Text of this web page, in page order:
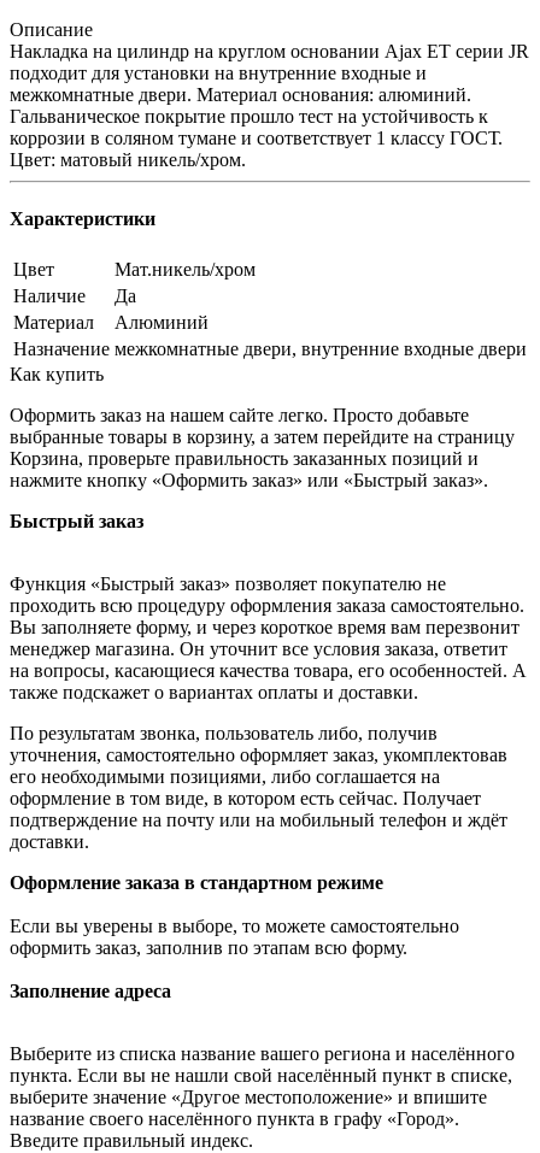
Описание
Накладка на цилиндр на круглом основании Ajax ET серии JR
подходит для установки на внутренние входные и
межкомнатные двери. Материал основания: алюминий.
Гальваническое покрытие прошло тест на устойчивость к
коррозии в соляном тумане и соответствует 1 классу ГОСТ.
Цвет: матовый никель/хром.
Характеристики
Цвет
Мат.никель/хром
Наличие
Да
Материал
Алюминий
Назначение межкомнатные двери, внутренние входные двери
Как купить
Оформить заказ на нашем сайте легко. Просто добавьте
выбранные товары в корзину, а затем перейдите на страницу
Корзина, проверьте правильность заказанных позиций и
нажмите кнопку «Оформить заказ» или «Быстрый заказ».
Быстрый заказ
Функция «Быстрый заказ» позволяет покупателю не
проходить всю процедуру оформления заказа самостоятельно.
Вы заполняете форму, и через короткое время вам перезвонит
менеджер магазина. Он уточнит все условия заказа, ответит
на вопросы, касающиеся качества товара, его особенностей. А
также подскажет о вариантах оплаты и доставки.
По результатам звонка, пользователь либо, получив
уточнения, самостоятельно оформляет заказ, укомплектовав
его необходимыми позициями, либо соглашается на
оформление в том виде, в котором есть сейчас. Получает
подтверждение на почту или на мобильный телефон и ждёт
доставки.
Оформление заказа в стандартном режиме
Если вы уверены в выборе, то можете самостоятельно
оформить заказ, заполнив по этапам всю форму.
Заполнение адреса
Выберите из списка название вашего региона и населённого
пункта. Если вы не нашли свой населённый пункт в списке,
выберите значение «Другое местоположение» и впишите
название своего населённого пункта в графу «Город».
Введите правильный индекс.